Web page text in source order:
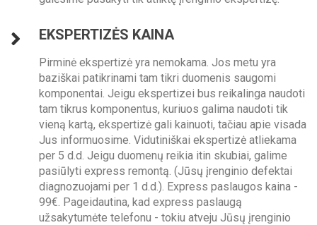
EKSPERTIZĖS KAINA
Pirminė ekspertizė yra nemokama. Jos metu yra
baziškai patikrinami tam tikri duomenis saugomi
komponentai. Jeigu ekspertizei bus reikalinga naudoti
tam tikrus komponentus, kuriuos galima naudoti tik
vieną kartą, ekspertizė gali kainuoti, tačiau apie visada
Jus informuosime. Vidutiniškai ekspertizė atliekama
per 5 d.d. Jeigu duomenų reikia itin skubiai, galime
pasiūlyti express remontą. (Jūsų įrenginio defektai
diagnozuojami per 1 d.d.). Express paslaugos kaina -
99€. Pageidautina, kad express paslaugą
užsakytumėte telefonu - tokiu atveju Jūsų įrenginio